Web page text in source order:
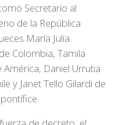
Secretario al
de la República
María Julia
Colombia, Tamila
Daniel Urrutia
y Janet Tello Gilardi de